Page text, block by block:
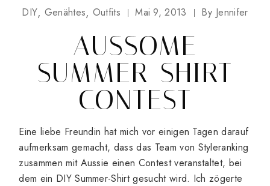
DIY Genähtes Outfits Mai 9, 2013 By Jennifer
AUSSOME
SUMMER-SHIRT
CONTEST
Eine liebe Freundin hat mich vor einigen Tagen darauf
aufmerksam gemacht, dass das Team von Styleranking
zusammen mit Aussie einen Contest veranstaltet, bei
dem ein DIY Summer-Shirt gesucht wird. Ich zögerte